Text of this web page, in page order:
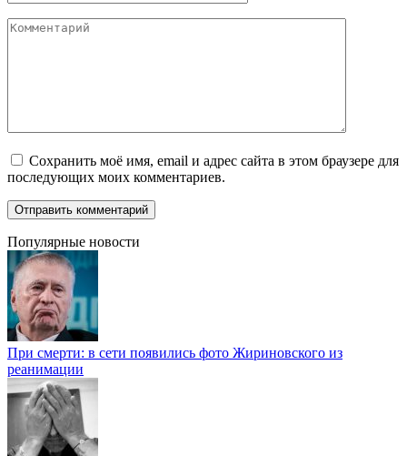
Комментарий
Сохранить моё имя, email и адрес сайта в этом браузере для
последующих моих комментариев.
Популярные новости
При смерти: в сети появились фото Жириновского из
реанимации